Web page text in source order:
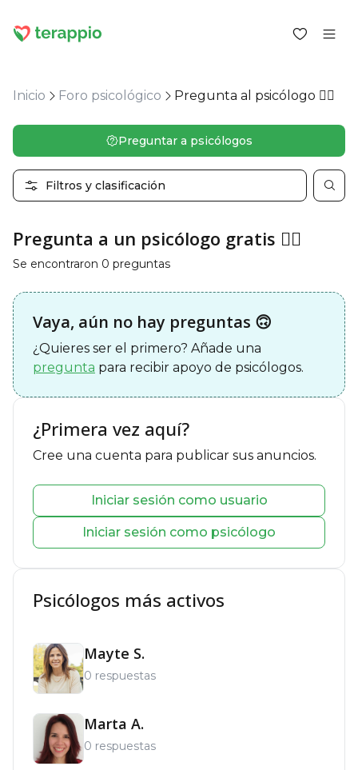
Servicios
Foro
Para los psicólogos
Sobre terappio
office@terappio.com
Inicio Foro psicológico Pregunta al psicólogo 🙋‍♀
Pregunta a un psicólogo gratis 🙋‍♀️
Se encontraron 0 preguntas
Preguntar a psicólogos
Filtros y clasificación
Vaya, aún no hay preguntas 🙃
¿Quieres ser el primero? Añade una
pregunta para recibir apoyo de psicólogos.
¿Primera vez aquí?
Cree una cuenta para publicar sus anuncios.
Iniciar sesión como usuario
Iniciar sesión como psicólogo
Psicólogos más activos
Mayte S.
0 respuestas
Marta A.
0 respuestas